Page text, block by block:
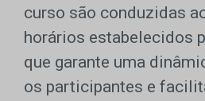
curso são conduzidas
horários estabelecidos
que garante uma
os participantes e